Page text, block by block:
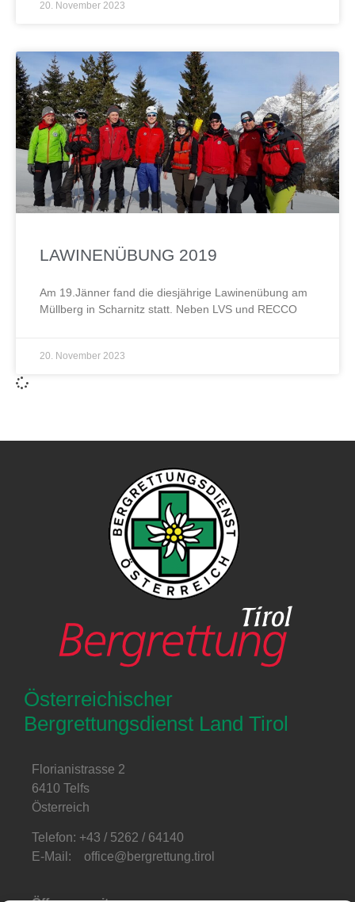
20. November 2023
LAWINENÜBUNG 2019
Am 19.Jänner fand die diesjährige Lawinenübung am
Müllberg in Scharnitz statt. Neben LVS und RECCO
20. November 2023
Österreichischer
Bergrettungsdienst Land Tirol
Florianistrasse 2
6410 Telfs
Österreich
Telefon: +43 / 5262 / 64140
E-Mail: office@bergrettung.tirol